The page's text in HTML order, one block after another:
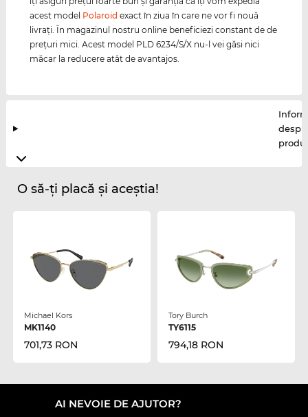
acest model Polaroid exact în ziua în care ne vor fi nouă
livraţi. În magazinul nostru online beneficiezi constant de de
preţuri mici. Acest model PLD 6234/S/X nu-l vei găsi nici
măcar la reducere atât de avantajos.
O să-ți placă și aceștia!
Michael Kors
MK1140
701,73 RON
Tory Burch
TY6115
794,18 RON
AI NEVOIE DE AJUTOR?